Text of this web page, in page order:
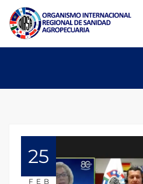
25
FEB